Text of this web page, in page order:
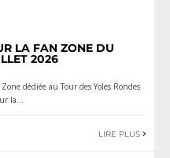
LA FAN ZONE DU
2026
dédiée au Tour des Yoles Rondes
la
LIRE PLUS